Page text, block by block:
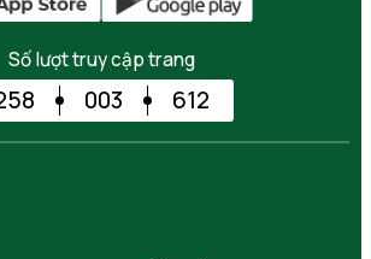
Số lượt truy cập trang
003 612